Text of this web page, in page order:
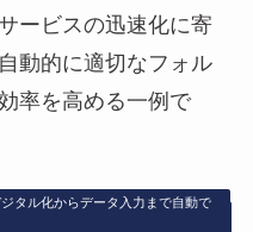
ービスの迅速化に寄
動的に適切なフォル
率を高める一例で
タル化からデータ入力まで自動で